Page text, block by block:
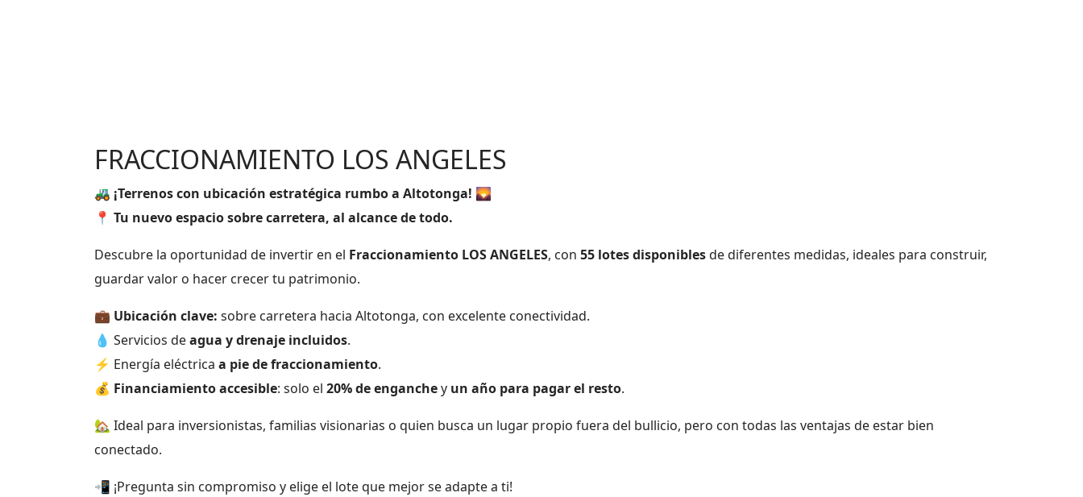
FRACCIONAMIENTO LOS ANGELES
🚜 ¡Terrenos con ubicación estratégica rumbo a Altotonga! 🌄
📍 Tu nuevo espacio sobre carretera, al alcance de todo.
Descubre la oportunidad de invertir en el Fraccionamiento LOS ANGELES, con 55 lotes disponiblesde diferentes medidas, ideales para construir,
guardar valor o hacer crecer tu patrimonio.
💼 Ubicación clave: sobre carretera hacia Altotonga, con excelente conectividad.
💧 Servicios deagua y drenaje incluidos.
⚡ Energía eléctrica a pie de fraccionamiento.
💰 Financiamiento accesible: solo el 20% de enganchey un año para pagar el resto.
🏡 Ideal para inversionistas, familias visionarias o quien busca un lugar propio fuera del bullicio, pero con todas las ventajas de estar bien
conectado.
📲 ¡Pregunta sin compromiso y elige el lote que mejor se adapte a ti!